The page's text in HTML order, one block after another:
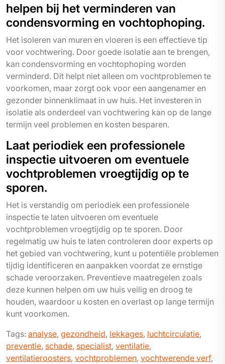
helpen bij het verminderen van
condensvorming en vochtophoping.
Het isoleren van muren en vloeren is een effectieve tip
voor vochtwering. Door goede isolatie aan te brengen,
kan condensvorming en vochtophoping worden
verminderd. Dit helpt niet alleen om vochtproblemen te
voorkomen, maar zorgt ook voor een aangenamer en
gezonder binnenklimaat in uw huis. Het investeren in
isolatie als onderdeel van vochtwering kan op de lange
termijn veel problemen en kosten besparen.
Laat periodiek een professionele
inspectie uitvoeren om eventuele
vochtproblemen vroegtijdig op te
sporen.
Het is verstandig om periodiek een professionele
inspectie te laten uitvoeren om eventuele
vochtproblemen vroegtijdig op te sporen. Door
regelmatig uw huis te laten controleren door experts op
het gebied van vochtwering, kunt u potentiële problemen
tijdig identificeren en aanpakken voordat ze ernstige
schade veroorzaken. Preventieve maatregelen zoals
deze kunnen helpen om uw huis veilig en droog te
houden, waardoor u kosten en overlast op lange termijn
kunt voorkomen.
Tags: analyse, gezondheid, lekkages, luchtcirculatie,
preventie, schade, specialist, ventilatie,
ventilatieroosters, vochtproblemen, vochtwerende verf,